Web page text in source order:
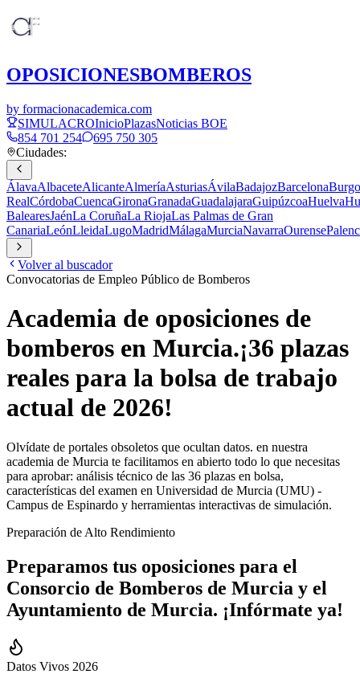
OPOSICIONESBOMBEROS
by formacionacademica.com
SIMULACROInicioPlazasNoticias BOE
854 701 254
695 750 305
Ciudades:
ÁlavaAlbaceteAlicanteAlmeríaAsturiasÁvilaBadajozBarcelona
RealCórdobaCuencaGironaGranadaGuadalajaraGuipúzcoaHuelva
BalearesJaénLa CoruñaLa RiojaLas Palmas de Gran
CanariaLeónLleidaLugoMadridMálagaMurciaNavarraOurense
Volver al buscador
Convocatorias de Empleo Público de Bomberos
Academia de oposiciones de
bomberos en Murcia.¡36 plazas
reales para la bolsa de trabajo
actual de 2026!
Olvídate de portales obsoletos que ocultan datos. en nuestra
academia de Murcia te facilitamos en abierto todo lo que necesitas
para aprobar: análisis técnico de las 36 plazas en bolsa,
características del examen en Universidad de Murcia (UMU) -
Campus de Espinardo y herramientas interactivas de simulación.
Preparación de Alto Rendimiento
Preparamos tus oposiciones para el
Consorcio de Bomberos de Murcia y el
Ayuntamiento de Murcia. ¡Infórmate ya!
Datos Vivos 2026